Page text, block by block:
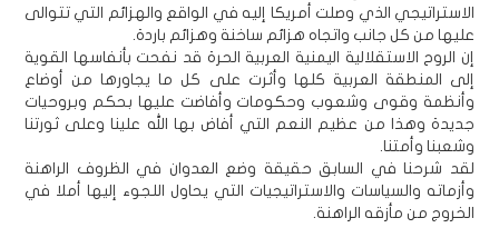
الاستراتيجي الذي وصلت أمريكا إليه في الواقع والهزائم التي تتوالى
عليها من كل جانب واتجاه هزائم ساخنة وهزائم باردة.
إن الروح الاستقلالية اليمنية العربية الحرة قد نفحت بأنفاسها القوية
إلى المنطقة العربية كلها وأثرت على كل ما يجاورها من أوضاع
وأنظمة وقوى وشعوب وحكومات وأفاضت عليها بحكم وبروحيات
جديدة وهذا من عظيم النعم التي أفاض بها الله علينا وعلى ثورتنا
وشعبنا وأمتنا.
لقد شرحنا في السابق حقيقة وضع العدوان في الظروف الراهنة
وأزماته والسياسات والاستراتيجيات التي يحاول اللجوء إليها أملا في
الخروج من مأزقه الراهنة.